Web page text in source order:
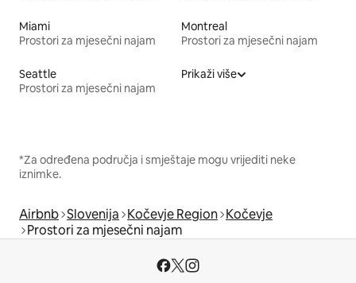
Miami
Prostori za mjesečni najam
Montreal
Prostori za mjesečni najam
Seattle
Prostori za mjesečni najam
Prikaži više
*Za određena područja i smještaje mogu vrijediti neke
iznimke.
Airbnb Slovenija Kočevje Region Kočevje
Prostori za mjesečni najam